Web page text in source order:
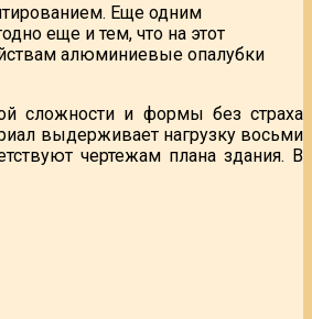
Еще одним
еще и тем, что на этот
алюминиевые опалубки
сложности и формы без страха
выдерживает нагрузку восьми
чертежам плана здания. В